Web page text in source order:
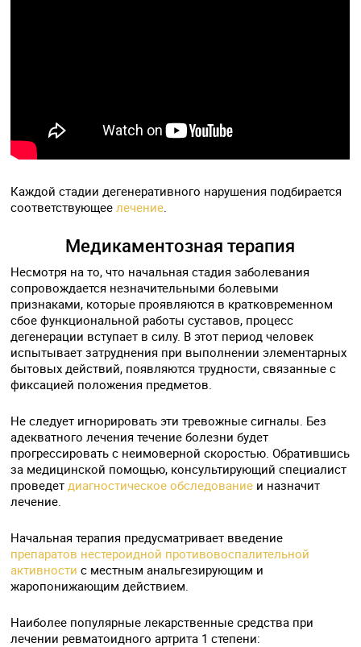
Каждой стадии дегенеративного нарушения подбирается
соответствующее лечение
Медикаментозная терапия
Несмотря на то, что начальная стадия заболевания
сопровождается незначительными болевыми
признаками, которые проявляются в кратковременном
сбое функциональной работы суставов, процесс
дегенерации вступает в силу. В этот период человек
испытывает затруднения при выполнении элементарных
бытовых действий, появляются трудности, связанные с
фиксацией положения предметов.
Не следует игнорировать эти тревожные сигналы. Без
адекватного лечения течение болезни будет
прогрессировать с неимоверной скоростью. Обратившись
за медицинской помощью, консультирующий специалист
проведет диагностическое обследование и назначит
лечение.
Начальная терапия предусматривает введение
препаратов нестероидной противовоспалительной
активности с местным анальгезирующим и
жаропонижающим действием.
Наиболее популярные лекарственные средства при
лечении ревматоидного артрита 1 степени: